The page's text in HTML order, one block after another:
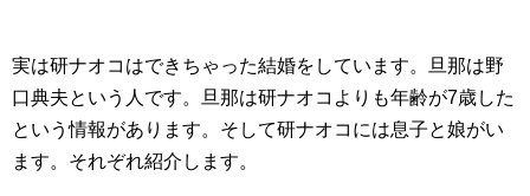
実は研ナオコはできちゃった結婚をしています。旦那は野
口典夫という人です。旦那は研ナオコよりも年齢が7歳した
という情報があります。そして研ナオコには息子と娘がい
ます。それぞれ紹介します。